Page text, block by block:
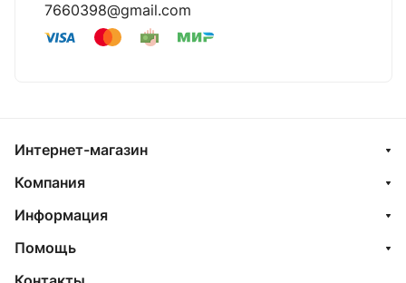
7660398@gmail.com
Интернет-магазин
Компания
Информация
Помощь